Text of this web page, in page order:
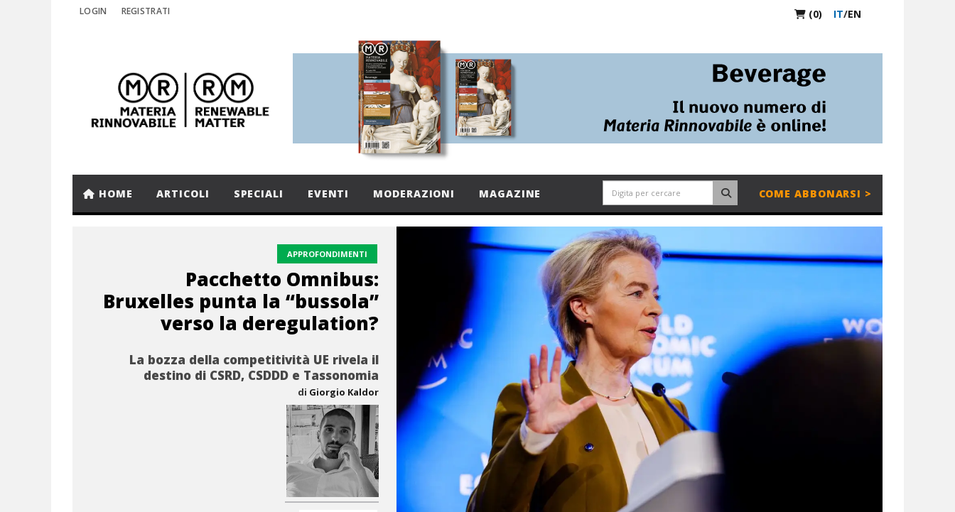
LOGIN REGISTRATI (0) IT/EN
HOME ARTICOLI SPECIALI EVENTI MODERAZIONI MAGAZINE COME ABBONARSI >
APPROFONDIMENTI
Pacchetto Omnibus:
Bruxelles punta la “bussola”
verso la deregulation?
La bozza della competitività UE rivela il
destino di CSRD, CSDDD e Tassonomia
di Giorgio Kaldor